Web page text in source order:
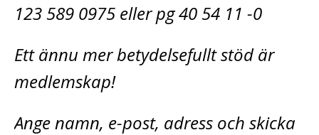
123 589 0975 eller pg 40 54 11 -0
Ett ännu mer betydelsefullt stöd är
medlemskap!
Ange namn, e-post, adress och skicka